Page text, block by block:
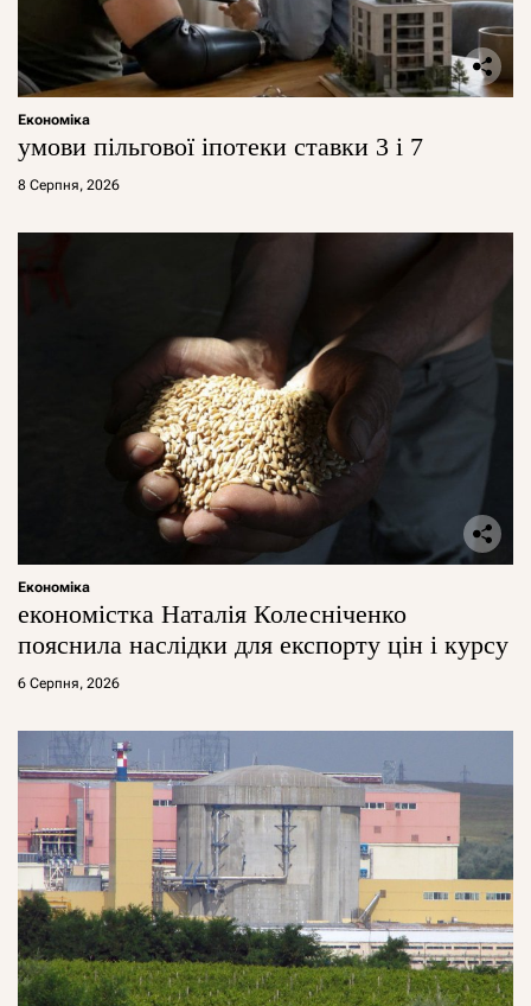
Економіка
умови пільгової іпотеки ставки 3 і 7
8 Серпня, 2026
Економіка
економістка Наталія Колесніченко
пояснила наслідки для експорту цін і курсу
6 Серпня, 2026